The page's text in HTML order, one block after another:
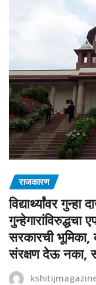
राजकारण
विद्यार्थ्यांवर
सरकारची भूमिका,
संरक्षण देऊ नका,